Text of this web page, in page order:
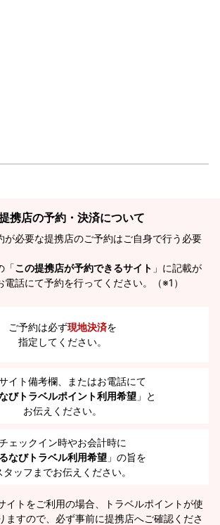
携店の予約・決済について
が必要な提携店のご予約はご自身で行う必要
「この提携店が予約できるサイト 」に記載が
話にて予約を行ってください。（※1）
ご予約は必ず現地決済を
指定してください。
イト備考欄、またはお電話にて
びトラベルポイント利用希望 」と
お伝えください。
ェックイン時やお会計時に
なびトラベル利用希望 」の旨を
タッフまでお伝えください。
イトをご利用の場合、トラベルポイントが使
ますので、必ず事前に提携店へご確認くださ